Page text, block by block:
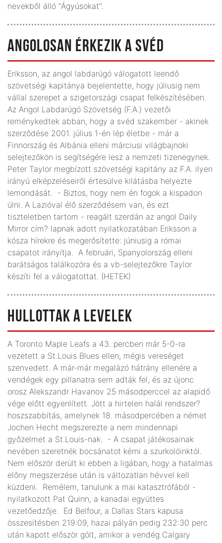
nevekből álló "Ágyúsokat".
ANGOLOSAN ÉRKEZIK A SVÉD
Eriksson, az angol labdarúgó válogatott leendő
szövetségi kapitánya bejelentette, hogy júliusig nem
vállal szerepet a szigetországi csapat felkészítésében.
Az Angol Labdarúgó Szövetség (F.A.) vezetői
reménykedtek abban, hogy a svéd szakember - akinek
szerződése 2001. július 1-én lép életbe - már a
Finnország és Albánia elleni márciusi világbajnoki
selejtezőkön is segítségére lesz a nemzeti tizenegynek.
Peter Taylor megbízott szövetségi kapitány az F.A. ilyen
irányú elképzeléseiről értesülve kilátásba helyezte
lemondását. - Biztos, hogy nem én fogok a kispadon
ülni. A Lazióval élő szerződésem van, és ezt
tiszteletben tartom - reagált szerdán az angol Daily
Mirror cím? lapnak adott nyilatkozatában Eriksson a
kósza hírekre és megerősítette: júniusig a római
csapatot irányítja. A februári, Spanyolország elleni
barátságos találkozóra és a vb-selejtezőkre Taylor
készíti fel a válogatottat. (HETEK)
HULLOTTAK A LEVELEK
A Toronto Maple Leafs a 43. percben már 5-0-ra
vezetett a St.Louis Blues ellen, mégis vereséget
szenvedett. A már-már megalázó hátrány ellenére a
vendégek egy pillanatra sem adták fel, és az újonc
orosz Alekszandr Havanov 25 másodperccel az alapidő
vége előtt egyenlített. Jött a hirtelen halál rendszer?
hoszszabbítás, amelynek 18. másodpercében a német
Jochen Hecht megszerezte a nem mindennapi
győzelmet a St.Louis-nak. - A csapat játékosainak
nevében szeretnék bocsánatot kérni a szurkolóinktól.
Nem először derült ki ebben a ligában, hogy a hatalmas
előny megszerzése után is változatlan hévvel kell
küzdeni. Remélem, tanulunk a mai katasztrófából -
nyilatkozott Pat Quinn, a kanadai együttes
vezetőedzője. Ed Belfour, a Dallas Stars kapusa
összesítésben 219:09, hazai pályán pedig 232:30 perc
után kapott először gólt, amikor a vendég Calgary